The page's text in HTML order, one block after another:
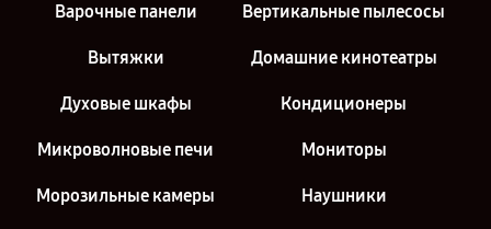
Варочные панели Вертикальные пылесосы
Вытяжки Домашние кинотеатры
Духовые шкафы Кондиционеры
Микроволновые печи Мониторы
Морозильные камеры Наушники